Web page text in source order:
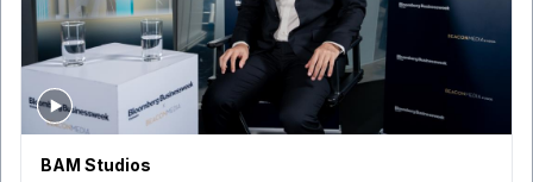
Bloomberg Television